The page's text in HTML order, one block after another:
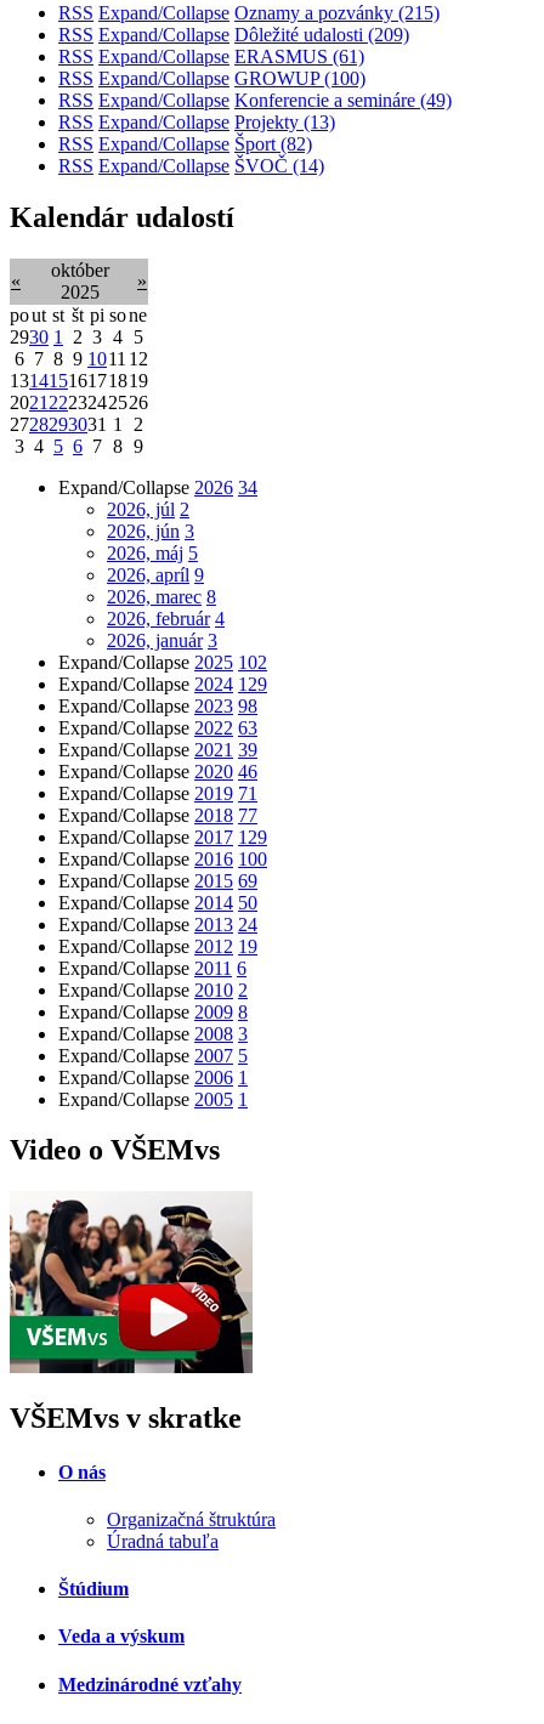
RSS Expand/Collapse Oznamy a pozvánky (215)
RSS Expand/Collapse Dôležité udalosti (209)
RSS Expand/Collapse ERASMUS (61)
RSS Expand/Collapse GROWUP(100)
RSS Expand/Collapse Konferencie a semináre (49)
RSS Expand/Collapse Projekty (13)
RSS Expand/Collapse Šport (82)
RSS Expand/Collapse ŠVOČ (14)
Kalendár udalostí
«
október
2025
»
pout st št pi sone
2930 1 2 3 4
5
6 7 8 9 1011 12
13141516171819
2021 2223242526
2728293031 1
2
3 4 5 6 7 8 9
Expand/Collapse 2026 34
2026, júl 2
2026, jún 3
2026, máj 5
2026, apríl 9
2026, marec 8
2026, február 4
2026, január 3
Expand/Collapse 2025 102
Expand/Collapse 2024 129
Expand/Collapse 2023 98
Expand/Collapse 2022 63
Expand/Collapse 2021 39
Expand/Collapse 2020 46
Expand/Collapse 2019 71
Expand/Collapse 2018 77
Expand/Collapse 2017 129
Expand/Collapse 2016 100
Expand/Collapse 2015 69
Expand/Collapse 2014 50
Expand/Collapse 2013 24
Expand/Collapse 2012 19
Expand/Collapse 2011 6
Expand/Collapse 2010 2
Expand/Collapse 2009 8
Expand/Collapse 2008 3
Expand/Collapse 2007 5
Expand/Collapse 2006 1
Expand/Collapse 2005 1
Video o VŠEMvs
VŠEMvs v skratke
O nás
Organizačná štruktúra
Úradná tabuľa
Štúdium
Veda a výskum
Medzinárodné vzťahy